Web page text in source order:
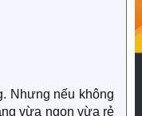
Nhưng nếu không
vừa ngon vừa rẻ